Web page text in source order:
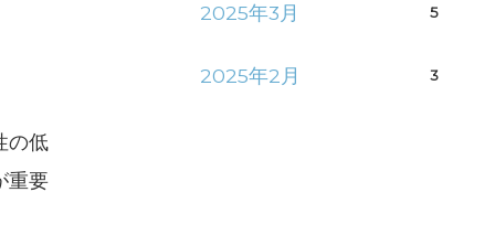
の低
重要
2025年3月 5
2025年2月 3